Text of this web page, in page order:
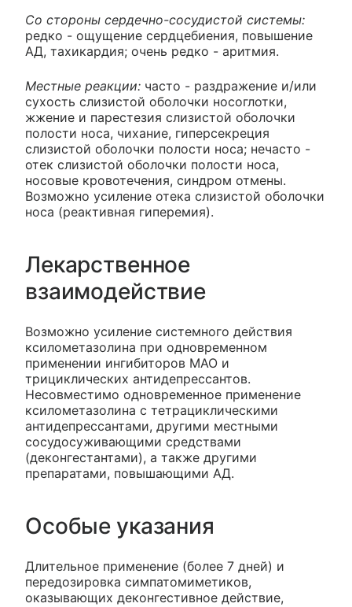
Со стороны сердечно-сосудистой системы:
редко - ощущение сердцебиения, повышение
АД, тахикардия; очень редко - аритмия.
Местные реакции: часто - раздражение и/или
сухость слизистой оболочки носоглотки,
жжение и парестезия слизистой оболочки
полости носа, чихание, гиперсекреция
слизистой оболочки полости носа; нечасто -
отек слизистой оболочки полости носа,
носовые кровотечения, синдром отмены.
Возможно усиление отека слизистой оболочки
носа (реактивная гиперемия).
Лекарственное
взаимодействие
Возможно усиление системного действия
ксилометазолина при одновременном
применении ингибиторов МАО и
трициклических антидепрессантов.
Несовместимо одновременное применение
ксилометазолина с тетрациклическими
антидепрессантами, другими местными
сосудосуживающими средствами
(деконгестантами), а также другими
препаратами, повышающими АД.
Особые указания
Длительное применение (более 7 дней) и
передозировка симпатомиметиков,
оказывающих деконгестивное действие,